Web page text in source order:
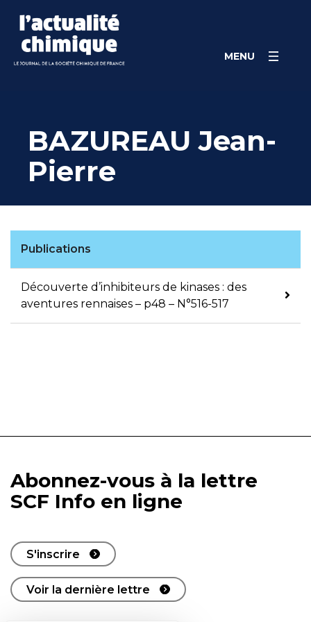
content
MENU
BAZUREAU Jean-
Pierre
Publications
Découverte d’inhibiteurs de kinases : des
aventures rennaises – p48 – N°516-517
Abonnez-vous à la lettre
SCF Info en ligne
S'inscrire
Voir la dernière lettre